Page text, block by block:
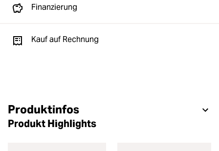
Finanzierung
Kauf auf Rechnung
Produktinfos
Produkt Highlights